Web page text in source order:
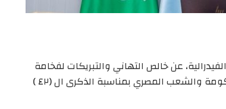
عن خالص التهاني والتبريكات لفخامة
الرئيس عبد الفتاح السيسي رئيس جمهورية مصر العربية والحكومة والشعب المصري بمناسبة الذكرى ال (٤٢ )